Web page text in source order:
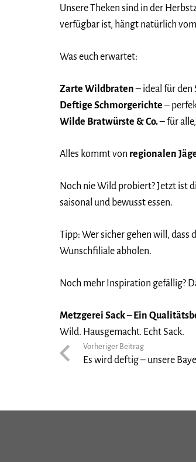
Unsere Theken sind in der
verfügbar ist, hängt natürlich
Was euch erwartet:
Zarte Wildbraten– ideal für den
Deftige Schmorgerichte–
Wilde Bratwürste & Co.– für
Alles kommt von regionalen
Noch nie Wild probiert? Jetzt ist
saisonal und bewusst essen.
Tipp: Wer sicher gehen will, dass
Wunschfiliale abholen.
Noch mehr Inspiration gefällig?
Metzgerei Sack – Ein
Wild. Hausgemacht. Echt Sack.
Vorheriger Beitrag
Es wird deftig – unsere